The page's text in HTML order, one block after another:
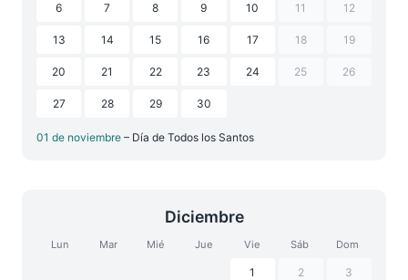
6 7 8 9 10 11 12
13 14 15 16 17 18 19
20 21 22 23 24 25 26
27 28 29 30
01 de noviembre – Día de Todos los Santos
Diciembre
Lun Mar Mié Jue Vie Sáb Dom
1 2 3